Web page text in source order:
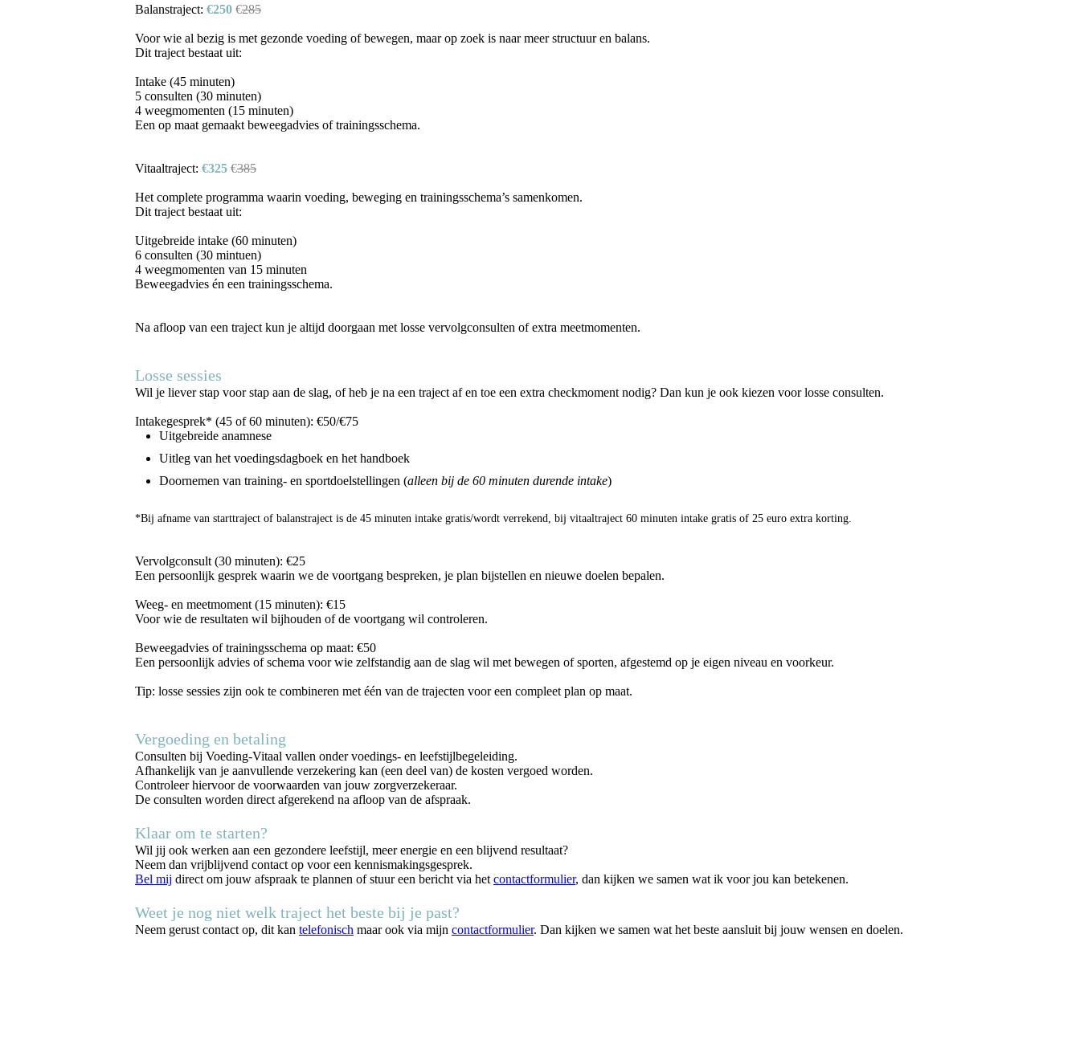
Balanstraject: €250 €285
Voor wie al bezig is met gezonde voeding of bewegen, maar op zoek is naar meer structuur en balans.
Dit traject bestaat uit:
Intake (45 minuten)
5 consulten (30 minuten)
4 weegmomenten (15 minuten)
Een op maat gemaakt beweegadvies of trainingsschema.
Vitaaltraject: €325 €385
Het complete programma waarin voeding, beweging en trainingsschema’s samenkomen.
Dit traject bestaat uit:
Uitgebreide intake (60 minuten)
6 consulten (30 mintuen)
4 weegmomenten van 15 minuten
Beweegadvies én een trainingsschema.
Na afloop van een traject kun je altijd doorgaan met losse vervolgconsulten of extra meetmomenten.
Losse sessies
Wil je liever stap voor stap aan de slag, of heb je na een traject af en toe een extra checkmoment nodig? Dan kun je ook kiezen voor losse consulten.
Intakegesprek* (45 of 60 minuten): €50/€75
Uitgebreide anamnese
Uitleg van het voedingsdagboek en het handboek
Doornemen van training- en sportdoelstellingen (alleen bij de 60 minuten durende intake)
*Bij afname van starttraject of balanstraject is de 45 minuten intake gratis/wordt verrekend, bij vitaaltraject 60 minuten intake gratis of 25 euro extra korting.
Vervolgconsult (30 minuten): €25
Een persoonlijk gesprek waarin we de voortgang bespreken, je plan bijstellen en nieuwe doelen bepalen.
Weeg- en meetmoment (15 minuten): €15
Voor wie de resultaten wil bijhouden of de voortgang wil controleren.
Beweegadvies of trainingsschema op maat: €50
Een persoonlijk advies of schema voor wie zelfstandig aan de slag wil met bewegen of sporten, afgestemd op je eigen niveau en voorkeur.
Tip: losse sessies zijn ook te combineren met één van de trajecten voor een compleet plan op maat.
Vergoeding en betaling
Consulten bij Voeding-Vitaal vallen onder voedings- en leefstijlbegeleiding.
Afhankelijk van je aanvullende verzekering kan (een deel van) de kosten vergoed worden.
Controleer hiervoor de voorwaarden van jouw zorgverzekeraar.
De consulten worden direct afgerekend na afloop van de afspraak.
Klaar om te starten?
Wil jij ook werken aan een gezondere leefstijl, meer energie en een blijvend resultaat?
Neem dan vrijblijvend contact op voor een kennismakingsgesprek.
Bel mij direct om jouw afspraak te plannen of stuur een bericht via het contactformulier, dan kijken we samen wat ik voor jou kan betekenen.
Weet je nog niet welk traject het beste bij je past?
Neem gerust contact op, dit kan telefonisch maar ook via mijn contactformulier. Dan kijken we samen wat het beste aansluit bij jouw wensen en doelen.